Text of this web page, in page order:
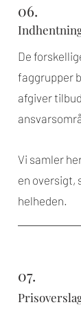
06.
De
faggrupper
afgiver
Vi samler
en oversigt,
helheden.
07.